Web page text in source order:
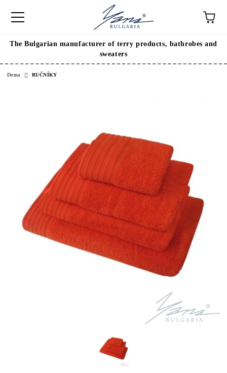
The Bulgarian manufacturer of terry products, bathrobes and
sweaters
Doma RUČNÍKY